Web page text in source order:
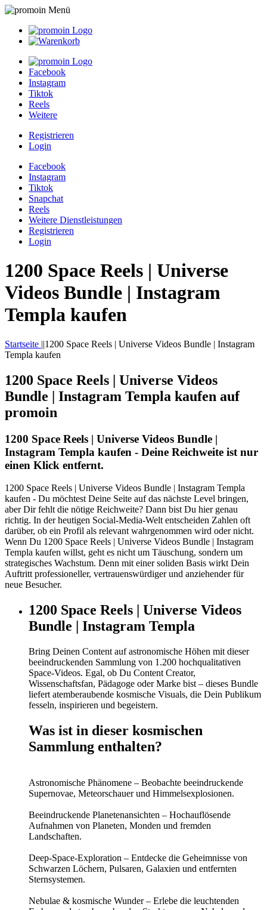
Facebook
Instagram
Tiktok
Reels
Weitere
Registrieren
Login
Facebook
Instagram
Tiktok
Snapchat
Reels
Weitere Dienstleistungen
Registrieren
Login
1200 Space Reels | Universe
Videos Bundle | Instagram
Templa kaufen
Startseite ||1200 Space Reels | Universe Videos Bundle | Instagram
Templa kaufen
1200 Space Reels | Universe Videos
Bundle | Instagram Templa kaufen auf
promoin
1200 Space Reels | Universe Videos Bundle |
Instagram Templa kaufen - Deine Reichweite ist nur
einen Klick entfernt.
1200 Space Reels | Universe Videos Bundle | Instagram Templa
kaufen - Du möchtest Deine Seite auf das nächste Level bringen,
aber Dir fehlt die nötige Reichweite? Dann bist Du hier genau
richtig. In der heutigen Social-Media-Welt entscheiden Zahlen oft
darüber, ob ein Profil als relevant wahrgenommen wird oder nicht.
Wenn Du 1200 Space Reels | Universe Videos Bundle | Instagram
Templa kaufen willst, geht es nicht um Täuschung, sondern um
strategisches Wachstum. Denn mit einer soliden Basis wirkt Dein
Auftritt professioneller, vertrauenswürdiger und anziehender für
neue Besucher.
1200 Space Reels | Universe Videos
Bundle | Instagram Templa
Bring Deinen Content auf astronomische Höhen mit dieser
beeindruckenden Sammlung von 1.200 hochqualitativen
Space-Videos. Egal, ob Du Content Creator,
Wissenschaftsfan, Pädagoge oder Marke bist – dieses Bundle
liefert atemberaubende kosmische Visuals, die Dein Publikum
fesseln, inspirieren und begeistern.
Was ist in dieser kosmischen
Sammlung enthalten?
Astronomische Phänomene – Beobachte beeindruckende
Supernovae, Meteorschauer und Himmelsexplosionen.
Beeindruckende Planetenansichten – Hochauflösende
Aufnahmen von Planeten, Monden und fremden
Landschaften.
Deep-Space-Exploration – Entdecke die Geheimnisse von
Schwarzen Löchern, Pulsaren, Galaxien und entfernten
Sternsystemen.
Nebulae & kosmische Wunder – Erlebe die leuchtenden